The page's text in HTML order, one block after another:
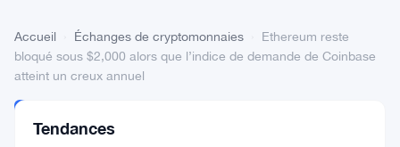
Accueil Échanges de cryptomonnaies
Ethereum reste
bloqué sous $2,000 alors que l’indice de demande de Coinbase
atteint un creux annuel
CRYPTOMONNAIES
Tendances